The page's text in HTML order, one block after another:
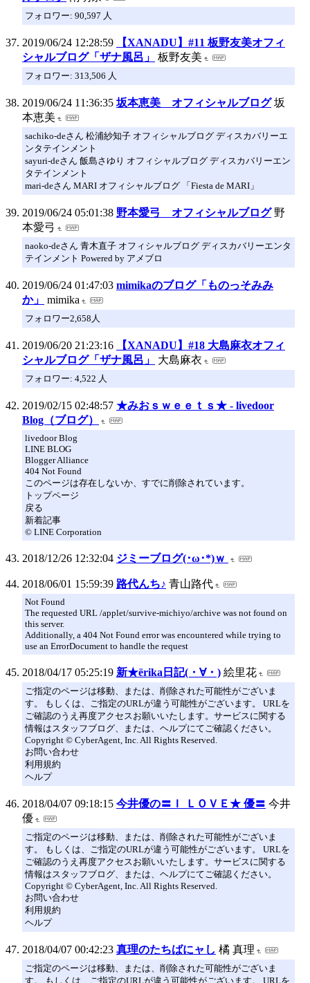
フォロワー: 90,597 人
2019/06/24 12:28:59
【XANADU】#11 板野友美オフィ
シャルブログ「ザナ風呂」
板野友美
フォロワー: 313,506 人
2019/06/24 11:36:35 坂本恵美 オフィシャルブログ 坂
本恵美
sachiko-deさん 松浦紗知子 オフィシャルブログ ディスカバリーエ
ンタテインメント
sayuri-deさん 飯島さゆり オフィシャルブログ ディスカバリーエン
タテインメント
mari-deさん MARI オフィシャルブログ 「Fiesta de MARI」
2019/06/24 05:01:38 野本愛弓 オフィシャルブログ 野
本愛弓
naoko-deさん 青木直子 オフィシャルブログ ディスカバリーエンタ
テインメント Powered by アメブロ
2019/06/24 01:47:03 mimikaのブログ「ものっそみみ
か」
mimika
フォロワー2,658人
2019/06/20 21:23:16
【XANADU】#18 大島麻衣オフィ
シャルブログ「ザナ風呂」
大島麻衣
フォロワー: 4,522 人
2019/02/15 02:48:57 ★みおｓｗｅｅｔｓ★ - livedoor
Blog（ブログ）
livedoor Blog
LINE BLOG
Blogger Alliance
404 Not Found
このページは存在しないか、すでに削除されています。
トップページ
戻る
新着記事
© LINE Corporation
2018/12/26 12:32:04 ジミーブログ(･ω･*)ｗ
2018/06/01 15:59:39 路代んち♪ 青山路代
Not Found
The requested URL /applet/survive-michiyo/archive was not found on
this server.
Additionally, a 404 Not Found error was encountered while trying to
use an ErrorDocument to handle the request
2018/04/17 05:25:19 新★ёrika日記(・∀・) 絵里花
ご指定のページは移動、または、削除された可能性がございま
す。 もしくは、ご指定のURLが違う可能性がございます。 URLを
ご確認のうえ再度アクセスお願いいたします。サービスに関する
情報はスタッフブログ、または、ヘルプにてご確認ください。
Copyright © CyberAgent, Inc. All Rights Reserved.
お問い合わせ
利用規約
ヘルプ
2018/04/07 09:18:15 今井優の〓Ｉ ＬＯＶＥ★ 優〓 今井
優
ご指定のページは移動、または、削除された可能性がございま
す。 もしくは、ご指定のURLが違う可能性がございます。 URLを
ご確認のうえ再度アクセスお願いいたします。サービスに関する
情報はスタッフブログ、または、ヘルプにてご確認ください。
Copyright © CyberAgent, Inc. All Rights Reserved.
お問い合わせ
利用規約
ヘルプ
2018/04/07 00:42:23 真理のたちばにャし 橘 真理
ご指定のページは移動、または、削除された可能性がございま
す。 もしくは、ご指定のURLが違う可能性がございます。 URLを